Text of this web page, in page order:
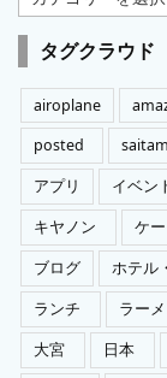
テ
ゴ
ー
タグクラウド
airoplane
posted
アプリ
イベン
キヤノン
ケ
ブログ
ホテル
ランチ
ラー
大宮
日本